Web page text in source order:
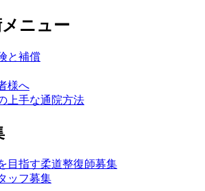
ニュー
と補償
様へ
上手な通院方法
目指す柔道整復師募集
ッフ募集